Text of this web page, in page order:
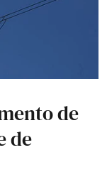
de
de